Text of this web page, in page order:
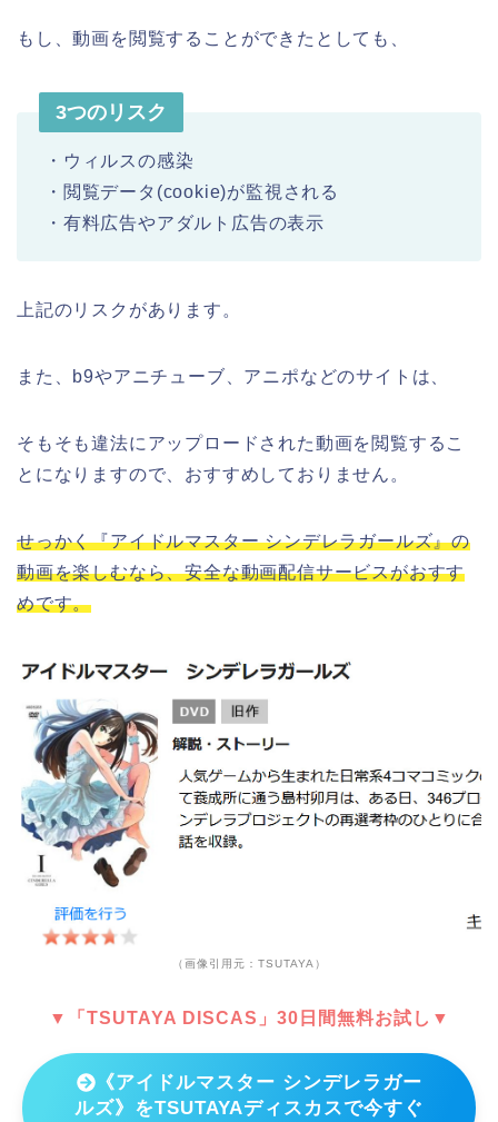
もし、動画を閲覧することができたとしても、
3つのリスク
・ウィルスの感染
・閲覧データ(cookie)が監視される
・有料広告やアダルト広告の表示
上記のリスクがあります。
また、b9やアニチューブ、アニポなどのサイトは、
そもそも違法にアップロードされた動画を閲覧するこ
とになりますので、おすすめしておりません。
せっかく『アイドルマスター シンデレラガールズ』の
動画を楽しむなら、安全な動画配信サービスがおすす
めです。
（画像引用元：TSUTAYA）
▼「TSUTAYA DISCAS」30日間無料お試し▼
《アイドルマスター シンデレラガー
ルズ》をTSUTAYAディスカスで今すぐ